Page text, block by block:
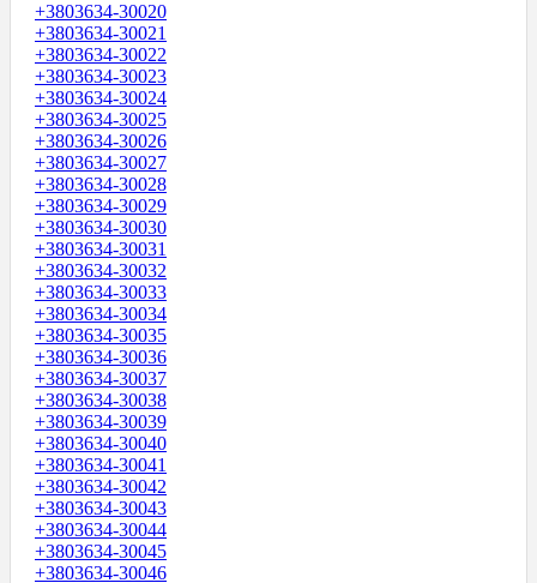
+3803634-30020
+3803634-30021
+3803634-30022
+3803634-30023
+3803634-30024
+3803634-30025
+3803634-30026
+3803634-30027
+3803634-30028
+3803634-30029
+3803634-30030
+3803634-30031
+3803634-30032
+3803634-30033
+3803634-30034
+3803634-30035
+3803634-30036
+3803634-30037
+3803634-30038
+3803634-30039
+3803634-30040
+3803634-30041
+3803634-30042
+3803634-30043
+3803634-30044
+3803634-30045
+3803634-30046